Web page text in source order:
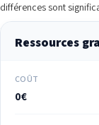
différences sont
Ressources
COÛT
0€